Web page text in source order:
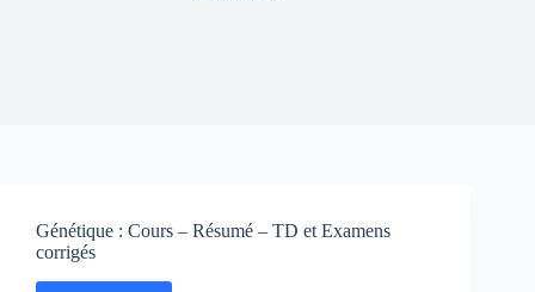
Génétique : Cours – Résumé – TD et Examens
corrigés